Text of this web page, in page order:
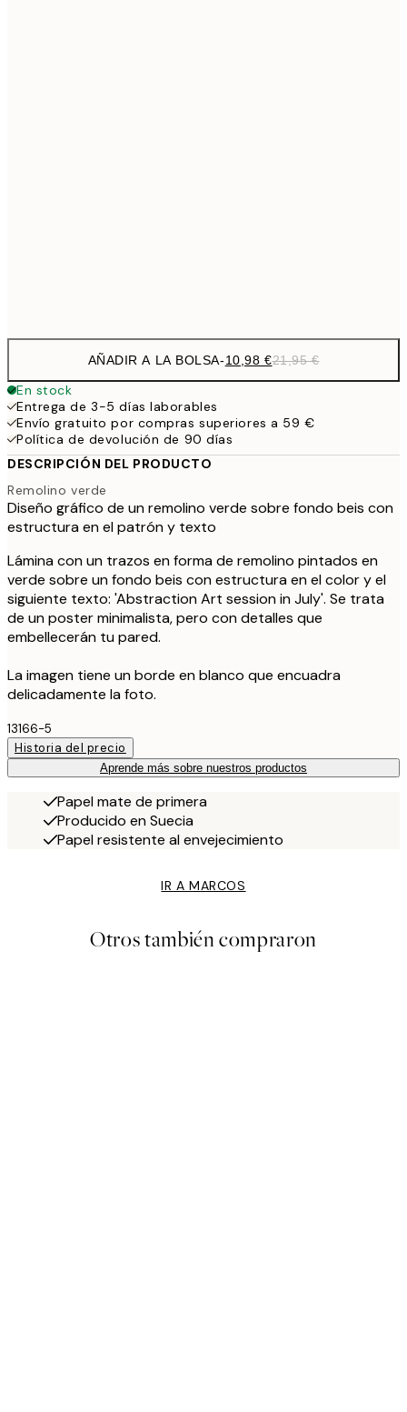
AÑADIR A LA BOLSA-10,98 €21,95 €
En stock
Entrega de 3-5 días laborables
Envío gratuito por compras superiores a 59 €
Política de devolución de 90 días
DESCRIPCIÓN DEL PRODUCTO
Remolino verde
Diseño gráfico de un remolino verde sobre fondo beis con
estructura en el patrón y texto
Lámina con un trazos en forma de remolino pintados en
verde sobre un fondo beis con estructura en el color y el
siguiente texto: 'Abstraction Art session in July'. Se trata
de un poster minimalista, pero con detalles que
embellecerán tu pared.
La imagen tiene un borde en blanco que encuadra
delicadamente la foto.
13166-5
Historia del precio
Aprende más sobre nuestros productos
Papel mate de primera
Producido en Suecia
Papel resistente al envejecimiento
IR A MARCOS
Otros también compraron